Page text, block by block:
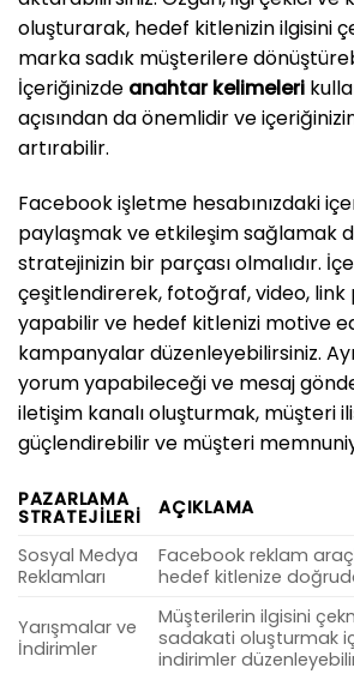
oluşturarak, hedef kitlenizin ilgisini
marka sadık müşterilere
İçeriğinizde anahtar kelimeleri
açısından da önemlidir ve
artırabilir.
Facebook işletme hesabınızdaki
paylaşmak ve etkileşim sağlamak
stratejinizin bir parçası olmalıdır.
çeşitlendirerek, fotoğraf, video, link
yapabilir ve hedef kitlenizi motive
kampanyalar düzenleyebilirsiniz.
yorum yapabileceği ve mesaj
iletişim kanalı oluşturmak, müşteri
güçlendirebilir ve müşteri
PAZARLAMA
STRATEJILERI
AÇIKLAMA
Sosyal Medya
Reklamları
Facebook reklam
hedef kitlenize
Yarışmalar ve
İndirimler
Müşterilerin ilgisini
sadakati oluşturmak
indirimler